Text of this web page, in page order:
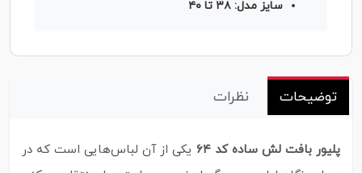
سایز مدل: ۳۸ تا ۴۰
توضیحات نظرات
پلیور بافت لش ساده کد ۶۴
یکی از آن لباس‌هایی است که در